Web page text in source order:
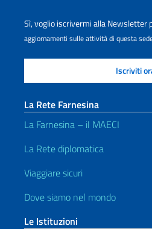
Sì, voglio iscrivermi alla Newsletter
aggiornamenti sulle attività di questa
La Rete Farnesina
La Farnesina – il MAECI
La Rete diplomatica
Viaggiare sicuri
Dove siamo nel mondo
Le Istituzioni